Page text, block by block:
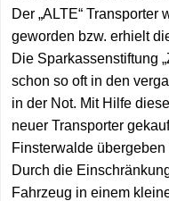
Der „ALTE“
geworden bzw. erhielt
Die Sparkassenstiftung
schon so oft in den
in der Not. Mit Hilfe
neuer Transporter
Finsterwalde übergeben
Durch die
Fahrzeug in einem